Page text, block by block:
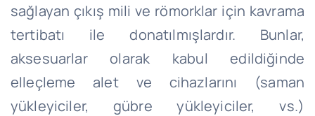
sağlayan çıkış mili ve römorklar için kavrama
tertibatı ile donatılmışlardır. Bunlar,
aksesuarlar olarak kabul edildiğinde
elleçleme alet ve cihazlarını (saman
yükleyiciler, gübre yükleyiciler, vs.)